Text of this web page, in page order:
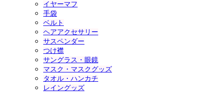
イヤーマフ
手袋
ベルト
ヘアアクセサリー
サスペンダー
つけ襟
サングラス・眼鏡
マスク・マスクグッズ
タオル・ハンカチ
レイングッズ